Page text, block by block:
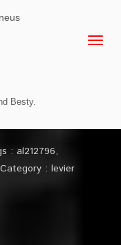
Besty.
: al212796,
Category : levier